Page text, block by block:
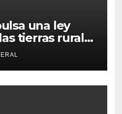
una ley
tierras rurales
son los